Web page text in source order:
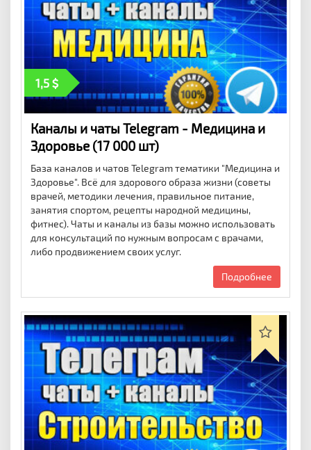
1,5
Каналы и чаты Telegram - Медицина и
Здоровье (17 000 шт)
База каналов и чатов Telegram тематики "Медицина и
Здоровье". Всё для здорового образа жизни (советы
врачей, методики лечения, правильное питание,
занятия спортом, рецепты народной медицины,
фитнес). Чаты и каналы из базы можно использовать
для консультаций по нужным вопросам с врачами,
либо продвижением своих услуг.
Подробнее